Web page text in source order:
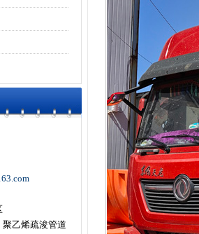
乙烯疏浚管道